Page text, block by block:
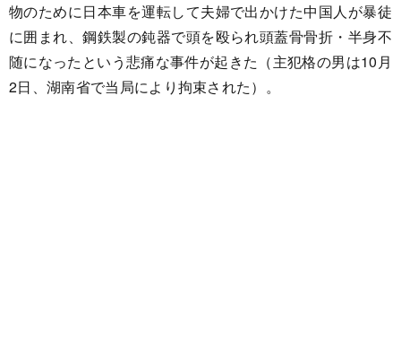
物のために日本車を運転して夫婦で出かけた中国人が暴徒
に囲まれ、鋼鉄製の鈍器で頭を殴られ頭蓋骨骨折・半身不
随になったという悲痛な事件が起きた（主犯格の男は10月
2日、湖南省で当局により拘束された）。